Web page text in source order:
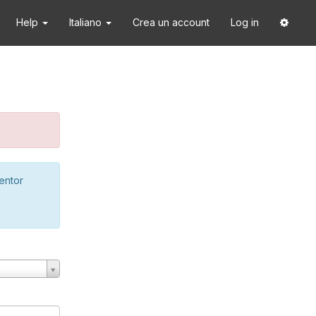
Help Italiano Crea un account Log in